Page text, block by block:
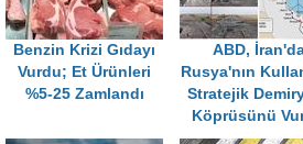
Benzin Krizi Gıdayı
Vurdu; Et Ürünleri
%5-25 Zamlandı
ABD,
Rusya'nın
Stratejik
Köprüsünü